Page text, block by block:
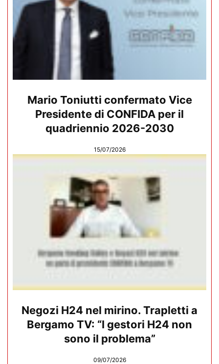
Mario Toniutti confermato Vice
Presidente di CONFIDA per il
quadriennio 2026-2030
15/07/2026
Negozi H24 nel mirino. Trapletti a
Bergamo TV: “I gestori H24 non
sono il problema”
09/07/2026